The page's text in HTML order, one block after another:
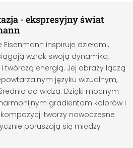
- ekspresyjny świat
inspiruje dziełami,
wzrok swoją dynamiką,
twórczą energią. Jej obrazy łączą
języku wizualnym,
do widza. Dzięki mocnym
gradientom kolorów i
tworzy nowoczesne
poruszają się między